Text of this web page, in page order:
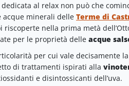
al relax non può che
acque minerali delle Terme di
riscoperte nella prima metà
per le proprietà delle acque
per cui vale decisamente
di trattamenti ispirati alla
e disintossicanti dell’uva.